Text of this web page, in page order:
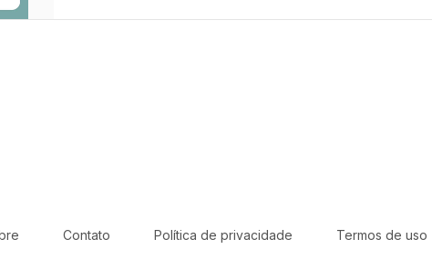
Contato Política de privacidade Termos de uso